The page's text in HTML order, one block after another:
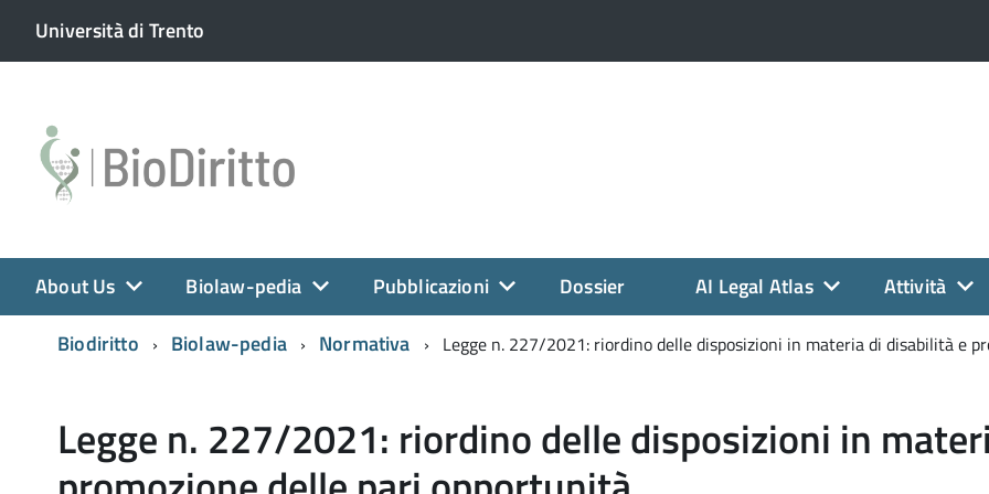
Università di Trento
About Us Biolaw-pedia Pubblicazioni Dossier AI Legal Atlas
Attività
Biodiritto
Biolaw-pedia Normativa Legge n. 227/2021: riordino delle disposizioni in materia di disabilità e
Legge n. 227/2021: riordino delle disposizioni in